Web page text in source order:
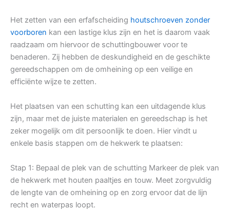
Het zetten van een erfafscheiding houtschroeven zonder
voorboren kan een lastige klus zijn en het is daarom vaak
raadzaam om hiervoor de schuttingbouwer voor te
benaderen. Zij hebben de deskundigheid en de geschikte
gereedschappen om de omheining op een veilige en
efficiënte wijze te zetten.
Het plaatsen van een schutting kan een uitdagende klus
zijn, maar met de juiste materialen en gereedschap is het
zeker mogelijk om dit persoonlijk te doen. Hier vindt u
enkele basis stappen om de hekwerk te plaatsen:
Stap 1: Bepaal de plek van de schutting Markeer de plek van
de hekwerk met houten paaltjes en touw. Meet zorgvuldig
de lengte van de omheining op en zorg ervoor dat de lijn
recht en waterpas loopt.